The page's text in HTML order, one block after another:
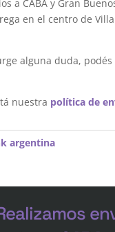
a CABA y Gran
en el centro de
alguna duda,
nuestra política de
argentina